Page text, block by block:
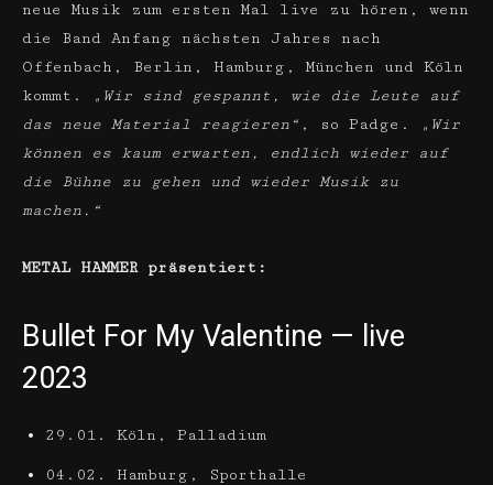
neue Musik zum ersten Mal live zu hören, wenn
die Band Anfang nächsten Jahres nach
Offenbach, Berlin, Hamburg, München und Köln
kommt.
„Wir sind gespannt, wie die Leute auf
das neue Material reagieren“ , so Padge.
„Wir
können es kaum erwarten, endlich wieder auf
die Bühne zu gehen und wieder Musik zu
machen.“
METAL HAMMER präsentiert:
Bullet For My Valentine — live
2023
29.01. Köln, Palladium
04.02. Hamburg, Sporthalle